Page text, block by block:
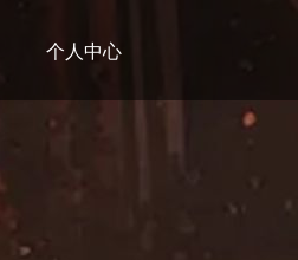
个人中心